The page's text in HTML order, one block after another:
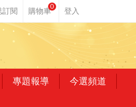
0
專題報導 今選頻道